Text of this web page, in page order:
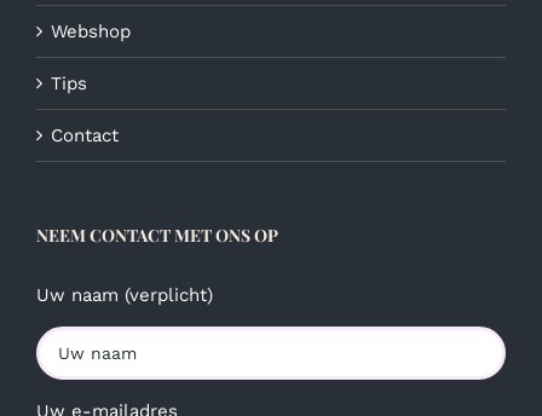
Webshop
Tips
Contact
NEEM CONTACT MET ONS OP
Uw naam (verplicht)
Uw e-mailadres